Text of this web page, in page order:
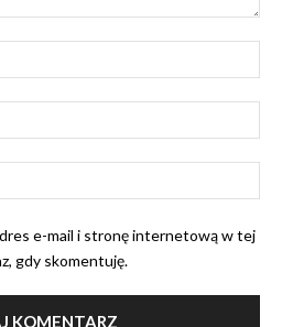
e-mail i stronę internetową w tej
gdy skomentuję.